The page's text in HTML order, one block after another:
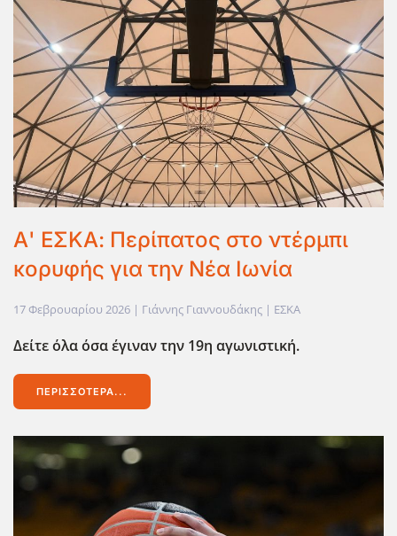
Α' ΕΣΚΑ: Περίπατος στο ντέρμπι
κορυφής για την Νέα Ιωνία
17 Φεβρουαρίου 2026 | Γιάννης Γιαννουδάκης | ΕΣΚΑ
Δείτε όλα όσα έγιναν την 19η αγωνιστική.
ΠΕΡΙΣΣΌΤΕΡΑ...